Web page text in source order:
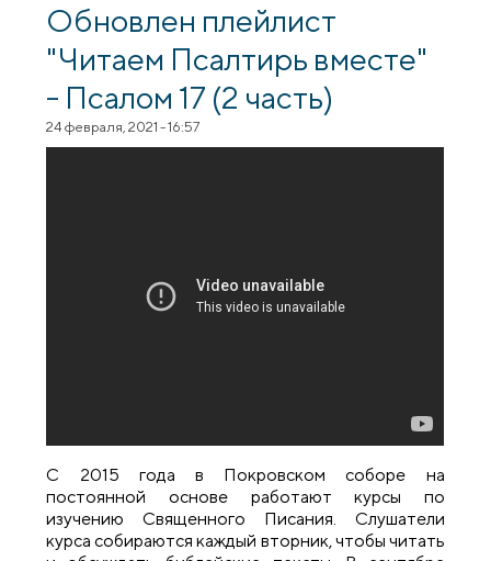
Обновлен плейлист
"Читаем Псалтирь вместе"
- Псалом 17 (2 часть)
24 февраля, 2021 - 16:57
С 2015 года в Покровском соборе на
постоянной основе работают курсы по
изучению Священного Писания. Слушатели
курса собираются каждый вторник, чтобы читать